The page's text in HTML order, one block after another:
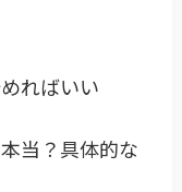
ればいい
当？具体的な